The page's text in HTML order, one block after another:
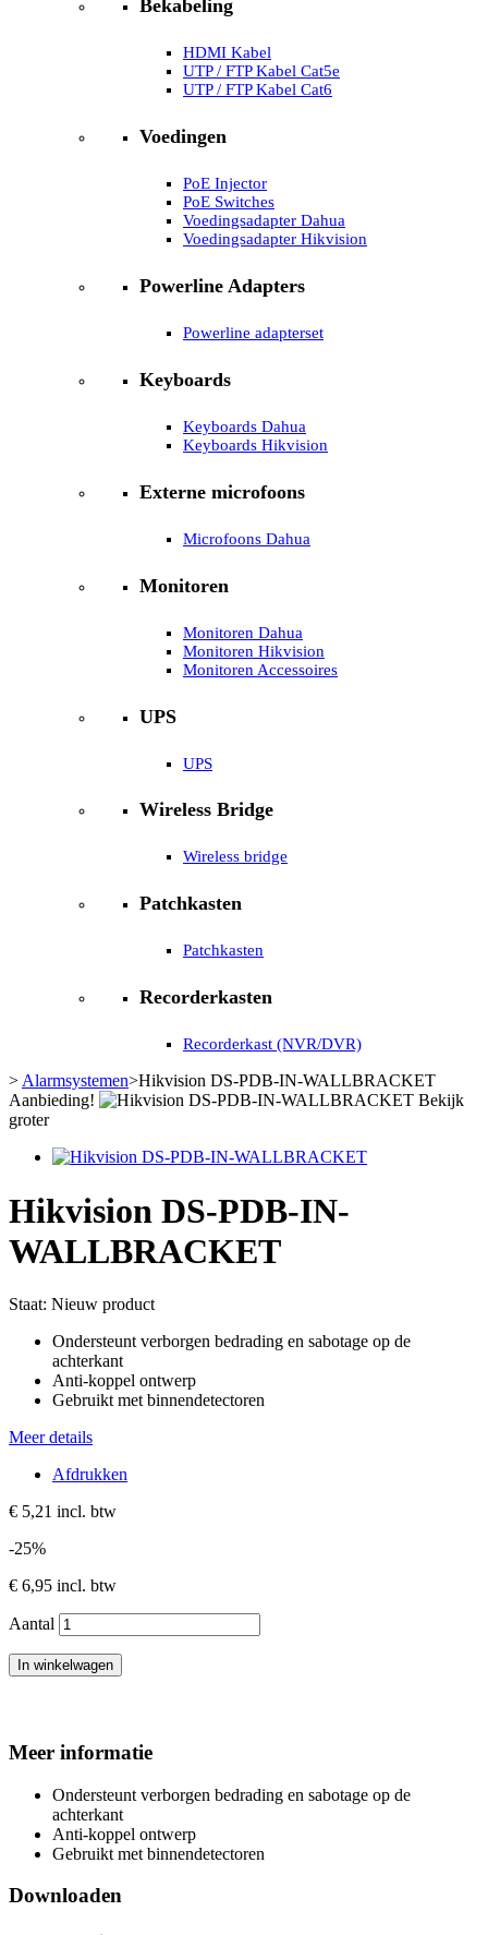
Bekabeling
HDMI Kabel
UTP / FTP Kabel Cat5e
UTP / FTP Kabel Cat6
Voedingen
PoE Injector
PoE Switches
Voedingsadapter Dahua
Voedingsadapter Hikvision
Powerline Adapters
Powerline adapterset
Keyboards
Keyboards Dahua
Keyboards Hikvision
Externe microfoons
Microfoons Dahua
Monitoren
Monitoren Dahua
Monitoren Hikvision
Monitoren Accessoires
UPS
UPS
Wireless Bridge
Wireless bridge
Patchkasten
Patchkasten
Recorderkasten
Recorderkast (NVR/DVR)
> Alarmsystemen>Hikvision DS-PDB-IN-WALLBRACKET
Aanbieding!
Bekijk
groter
Hikvision DS-PDB-IN-
WALLBRACKET
Staat: Nieuw product
Ondersteunt verborgen bedrading en sabotage op de
achterkant
Anti-koppel ontwerp
Gebruikt met binnendetectoren
Meer details
Afdrukken
€ 5,21 incl. btw
-25%
€ 6,95 incl. btw
Aantal
In winkelwagen
Meer informatie
Ondersteunt verborgen bedrading en sabotage op de
achterkant
Anti-koppel ontwerp
Gebruikt met binnendetectoren
Downloaden